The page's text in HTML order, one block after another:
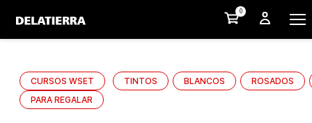
0
CURSOS WSET TINTOS BLANCOS
ROSADOS
PARA REGALAR